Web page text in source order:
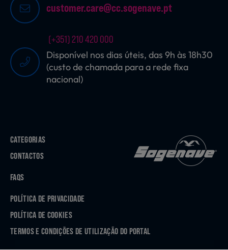
customer.care@cc.sogenave.pt
(+351) 210 420 000
Disponível nos dias úteis, das 9h às 18h30
(custo de chamada para a rede fixa
nacional)
CATEGORIAS
CONTACTOS
FAQS
POLÍTICA DE PRIVACIDADE
POLÍTICA DE COOKIES
TERMOS E CONDIÇÕES DE UTILIZAÇÃO DO PORTAL